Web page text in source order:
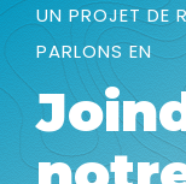
UN PROJET DE
PARLONS EN